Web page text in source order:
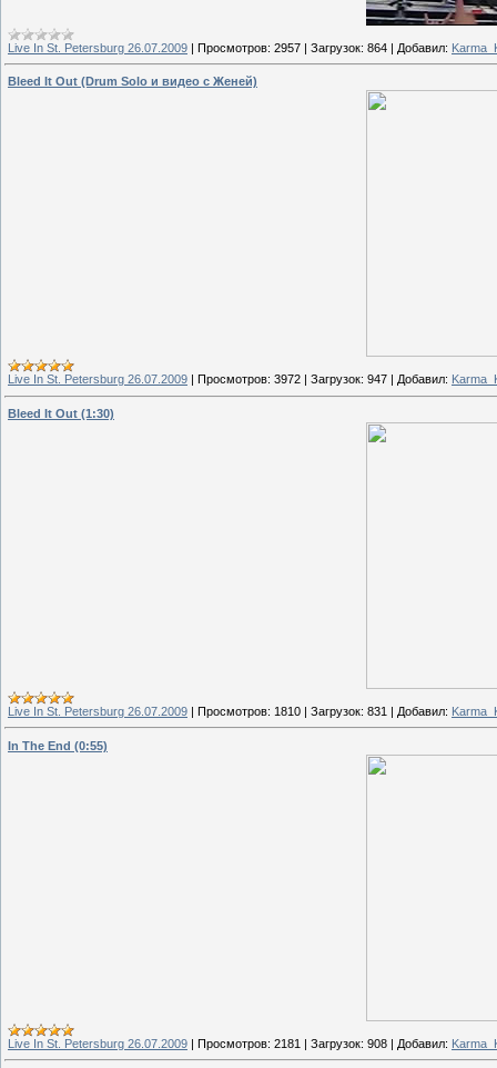
Live In St. Petersburg 26.07.2009 | Просмотров: 2957 | Загрузок: 864 | Добавил:
Bleed It Out (Drum Solo и видео с Женей)
Live In St. Petersburg 26.07.2009 Просмотров: 3972 Загрузок: 947 Добавил:
Bleed It Out (1:30)
Live In St. Petersburg 26.07.2009 | Просмотров: 1810 | Загрузок: 831 | Добавил:
In The End (0:55)
Live In St. Petersburg 26.07.2009 | Просмотров: 2181 | Загрузок: 908 | Добавил: